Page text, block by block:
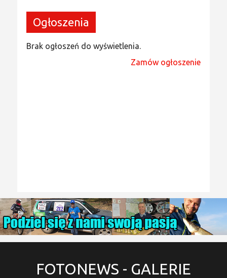
Ogłoszenia
Brak ogłoszeń do wyświetlenia.
Zamów ogłoszenie
FOTONEWS - GALERIE